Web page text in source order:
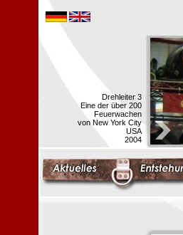
Drehleiter 3
Eine der über 200
Feuerwachen
von New York City
USA
2004